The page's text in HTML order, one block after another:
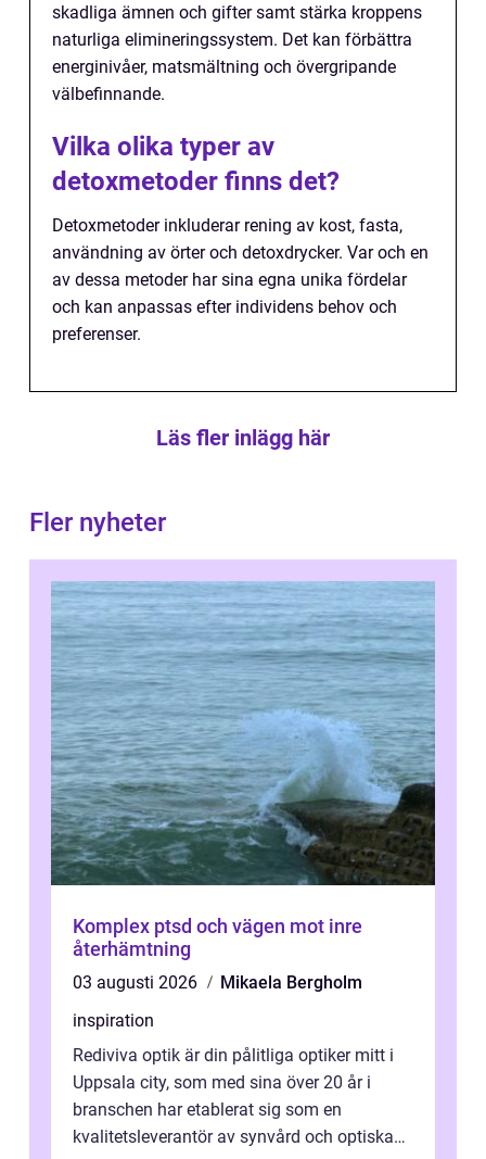
skadliga ämnen och gifter samt stärka kroppens
naturliga elimineringssystem. Det kan förbättra
energinivåer, matsmältning och övergripande
välbefinnande.
Vilka olika typer av
detoxmetoder finns det?
Detoxmetoder inkluderar rening av kost, fasta,
användning av örter och detoxdrycker. Var och en
av dessa metoder har sina egna unika fördelar
och kan anpassas efter individens behov och
preferenser.
Läs fler inlägg här
Fler nyheter
Komplex ptsd och vägen mot inre
återhämtning
03 augusti 2026
Mikaela Bergholm
inspiration
Rediviva optik är din pålitliga optiker mitt i
Uppsala city, som med sina över 20 år i
branschen har etablerat sig som en
kvalitetsleverantör av synvård och optiska